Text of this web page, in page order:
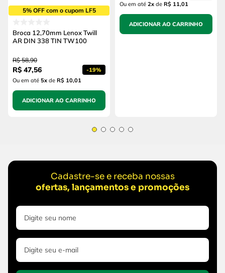
5% OFF com o cupom LF5
Broca 12,70mm Lenox Twill
AR DIN 338 TIN TW100
R$ 58,90
R$ 47,56 -19%
Ou em até 5x de R$ 10,01
ADICIONAR AO CARRINHO
Ou em até 2x de R$ 11,01
ADICIONAR AO CARRINHO
Cadastre-se e receba nossas
ofertas, lançamentos e promoções